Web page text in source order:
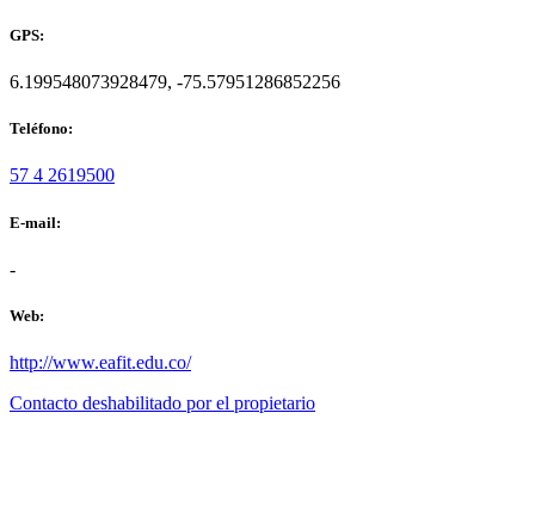
GPS:
6.199548073928479, -75.57951286852256
Teléfono:
57 4 2619500
E-mail:
-
Web:
http://www.eafit.edu.co/
Contacto deshabilitado por el propietario